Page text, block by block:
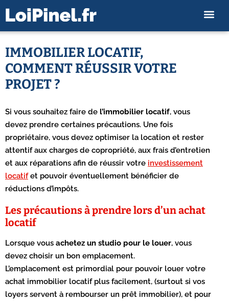
IMMOBILIER LOCATIF,
COMMENT RÉUSSIR VOTRE
PROJET ?
Si vous souhaitez faire de l’immobilier locatif, vous
devez prendre certaines précautions. Une fois
propriétaire, vous devez optimiser la location et rester
attentif aux charges de copropriété, aux frais d’entretien
et aux réparations afin de réussir votre investissement
locatifet pouvoir éventuellement bénéficier de
réductions d’impôts.
Les précautions à prendre lors d’un achat
locatif
Lorsque vous achetez un studio pour le louer, vous
devez choisir un bon emplacement.
L’emplacement est primordial pour pouvoir louer votre
achat immobilier locatif plus facilement, (surtout si vos
loyers servent à rembourser un prêt immobilier), et pour